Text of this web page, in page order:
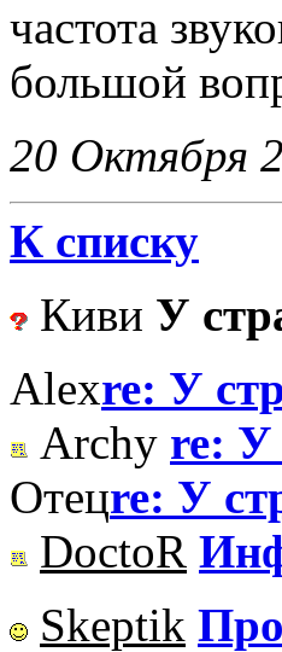
частота
большой
20 Октября
К списку
Киви У
Alexre: У
Archy re: У
Отецre: У
DoctoR
Skeptik